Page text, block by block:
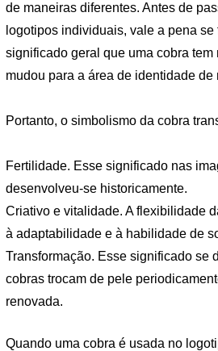
de maneiras diferentes. Antes de
logotipos individuais, vale a pena
significado geral que uma cobra tem
mudou para a área de identidade de
Portanto, o simbolismo da cobra
Fertilidade. Esse significado nas
desenvolveu-se historicamente.
Criativo e vitalidade. A flexibilidade
à adaptabilidade e à habilidade de
Transformação. Esse significado se
cobras trocam de pele
renovada.
Quando uma cobra é usada no